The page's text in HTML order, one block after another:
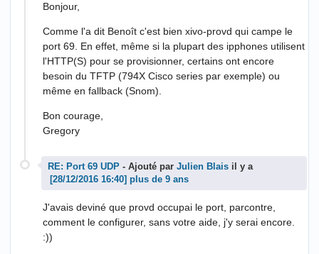
Bonjour,
Comme l'a dit Benoît c'est bien xivo-provd qui campe le
port 69. En effet, même si la plupart des ipphones utilisent
l'HTTP(S) pour se provisionner, certains ont encore
besoin du TFTP (794X Cisco series par exemple) ou
même en fallback (Snom).
Bon courage,
Gregory
RE: Port 69 UDP - Ajouté par Julien Blais il y a
plus de 9 ans
J'avais deviné que provd occupai le port, parcontre,
comment le configurer, sans votre aide, j'y serai encore.
:))